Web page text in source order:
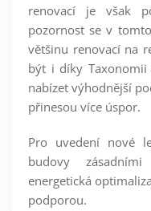
renovací je však
pozornost se v
většinu renovací na
být i díky Taxonomii
nabízet výhodnější
přinesou více úspor.
Pro uvedení nové
budovy
energetická
podporou.